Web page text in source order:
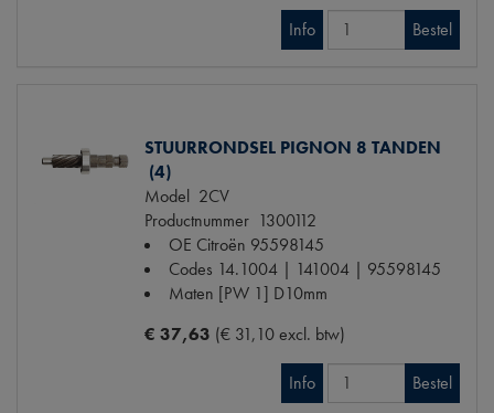
Info Bestel
STUURRONDSEL PIGNON 8 TANDEN
(4)
Model 2CV
Productnummer 1300112
OE Citroën 95598145
Codes 14.1004 | 141004 | 95598145
Maten [PW 1] D10mm
€ 37,63 (€ 31,10 excl. btw)
Info Bestel